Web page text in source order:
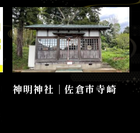
神明神社│佐倉市寺崎